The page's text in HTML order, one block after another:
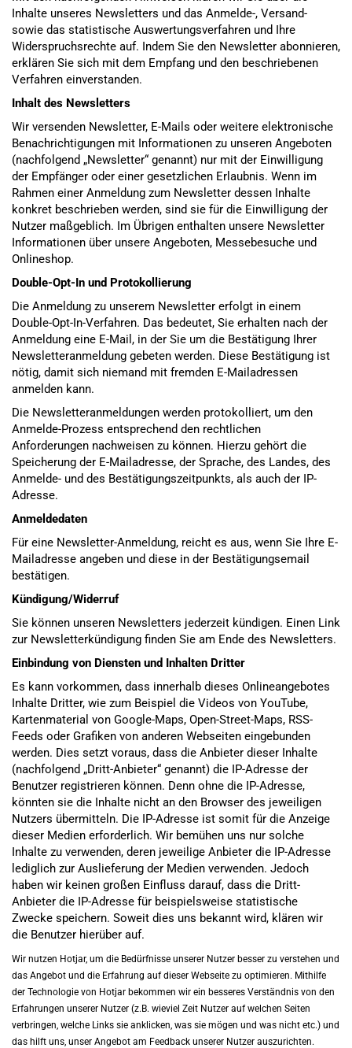
Inhalte unseres Newsletters und das Anmelde-, Versand-
sowie das statistische Auswertungsverfahren und Ihre
Widerspruchsrechte auf. Indem Sie den Newsletter abonnieren,
erklären Sie sich mit dem Empfang und den beschriebenen
Verfahren einverstanden.
Inhalt des Newsletters
Wir versenden Newsletter, E-Mails oder weitere elektronische
Benachrichtigungen mit Informationen zu unseren Angeboten
(nachfolgend „Newsletter“ genannt) nur mit der Einwilligung
der Empfänger oder einer gesetzlichen Erlaubnis. Wenn im
Rahmen einer Anmeldung zum Newsletter dessen Inhalte
konkret beschrieben werden, sind sie für die Einwilligung der
Nutzer maßgeblich. Im Übrigen enthalten unsere Newsletter
Informationen über unsere Angeboten, Messebesuche und
Onlineshop.
Double-Opt-In und Protokollierung
Die Anmeldung zu unserem Newsletter erfolgt in einem
Double-Opt-In-Verfahren. Das bedeutet, Sie erhalten nach der
Anmeldung eine E-Mail, in der Sie um die Bestätigung Ihrer
Newsletteranmeldung gebeten werden. Diese Bestätigung ist
nötig, damit sich niemand mit fremden E-Mailadressen
anmelden kann.
Die Newsletteranmeldungen werden protokolliert, um den
Anmelde-Prozess entsprechend den rechtlichen
Anforderungen nachweisen zu können. Hierzu gehört die
Speicherung der E-Mailadresse, der Sprache, des Landes, des
Anmelde- und des Bestätigungszeitpunkts, als auch der IP-
Adresse.
Anmeldedaten
Für eine Newsletter-Anmeldung, reicht es aus, wenn Sie Ihre E-
Mailadresse angeben und diese in der Bestätigungsemail
bestätigen.
Kündigung/Widerruf
Sie können unseren Newsletters jederzeit kündigen. Einen Link
zur Newsletterkündigung finden Sie am Ende des Newsletters.
Einbindung von Diensten und Inhalten Dritter
Es kann vorkommen, dass innerhalb dieses Onlineangebotes
Inhalte Dritter, wie zum Beispiel die Videos von YouTube,
Kartenmaterial von Google-Maps, Open-Street-Maps, RSS-
Feeds oder Grafiken von anderen Webseiten eingebunden
werden. Dies setzt voraus, dass die Anbieter dieser Inhalte
(nachfolgend „Dritt-Anbieter“ genannt) die IP-Adresse der
Benutzer registrieren können. Denn ohne die IP-Adresse,
könnten sie die Inhalte nicht an den Browser des jeweiligen
Nutzers übermitteln. Die IP-Adresse ist somit für die Anzeige
dieser Medien erforderlich. Wir bemühen uns nur solche
Inhalte zu verwenden, deren jeweilige Anbieter die IP-Adresse
lediglich zur Auslieferung der Medien verwenden. Jedoch
haben wir keinen großen Einfluss darauf, dass die Dritt-
Anbieter die IP-Adresse für beispielsweise statistische
Zwecke speichern. Soweit dies uns bekannt wird, klären wir
die Benutzer hierüber auf.
Wir nutzen Hotjar, um die Bedürfnisse unserer Nutzer besser zu verstehen und
das Angebot und die Erfahrung auf dieser Webseite zu optimieren. Mithilfe
der Technologie von Hotjar bekommen wir ein besseres Verständnis von den
Erfahrungen unserer Nutzer (z.B. wieviel Zeit Nutzer auf welchen Seiten
verbringen, welche Links sie anklicken, was sie mögen und was nicht etc.) und
das hilft uns, unser Angebot am Feedback unserer Nutzer auszurichten.